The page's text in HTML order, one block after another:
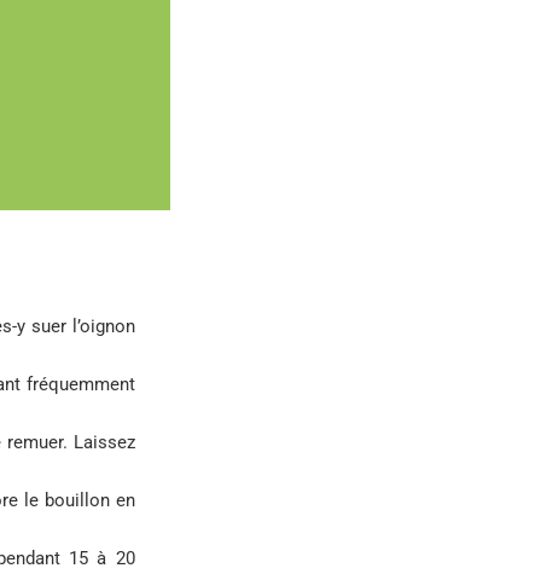
y suer l’oignon
fréquemment
Laissez
le bouillon en
15 à 20